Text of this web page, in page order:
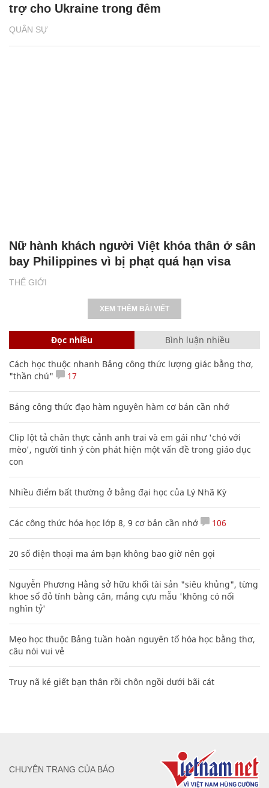
QUÂN SỰ
trợ cho Ukraine trong đêm
THẾ GIỚI
Nữ hành khách người Việt khỏa thân ở sân
bay Philippines vì bị phạt quá hạn visa
XEM THÊM BÀI VIẾT
Đọc nhiều Bình luận nhiều
Cách học thuộc nhanh Bảng công thức lượng giác bằng thơ,
"thần chú"
17
Bảng công thức đạo hàm nguyên hàm cơ bản cần nhớ
Clip lột tả chân thực cảnh anh trai và em gái như 'chó với
mèo', người tinh ý còn phát hiện một vấn đề trong giáo dục
con
Nhiều điểm bất thường ở bằng đại học của Lý Nhã Kỳ
Các công thức hóa học lớp 8, 9 cơ bản cần nhớ 106
20 số điện thoại ma ám bạn không bao giờ nên gọi
Nguyễn Phương Hằng sở hữu khối tài sản "siêu khủng", từng
khoe sổ đỏ tính bằng cân, mắng cựu mẫu 'không có nổi
nghìn tỷ'
Mẹo học thuộc Bảng tuần hoàn nguyên tố hóa học bằng thơ,
câu nói vui vẻ
Truy nã kẻ giết bạn thân rồi chôn ngồi dưới bãi cát
CHUYÊN TRANG CỦA BÁO